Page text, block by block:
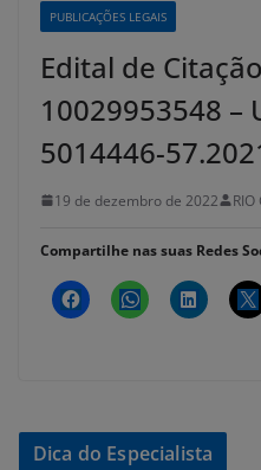
PUBLICAÇÕES LEGAIS
Edital de
10029953548 –
5014446-
19 de dezembro de 2022 RIO
Compartilhe nas suas Redes
Dica do Especialista